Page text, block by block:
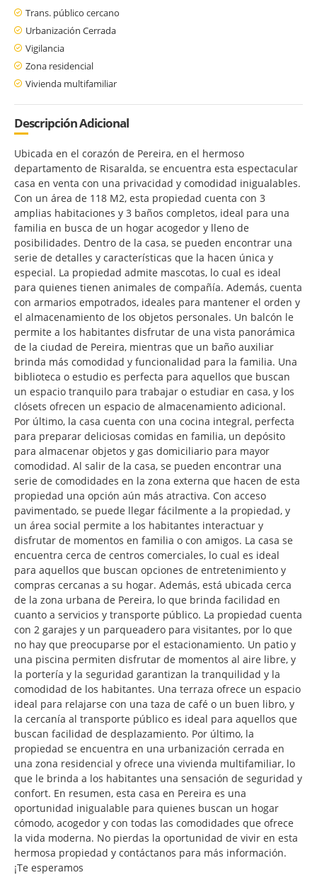
Trans. público cercano
Urbanización Cerrada
Vigilancia
Zona residencial
Vivienda multifamiliar
Descripción Adicional
Ubicada en el corazón de Pereira, en el hermoso
departamento de Risaralda, se encuentra esta espectacular
casa en venta con una privacidad y comodidad inigualables.
Con un área de 118 M2, esta propiedad cuenta con 3
amplias habitaciones y 3 baños completos, ideal para una
familia en busca de un hogar acogedor y lleno de
posibilidades. Dentro de la casa, se pueden encontrar una
serie de detalles y características que la hacen única y
especial. La propiedad admite mascotas, lo cual es ideal
para quienes tienen animales de compañía. Además, cuenta
con armarios empotrados, ideales para mantener el orden y
el almacenamiento de los objetos personales. Un balcón le
permite a los habitantes disfrutar de una vista panorámica
de la ciudad de Pereira, mientras que un baño auxiliar
brinda más comodidad y funcionalidad para la familia. Una
biblioteca o estudio es perfecta para aquellos que buscan
un espacio tranquilo para trabajar o estudiar en casa, y los
clósets ofrecen un espacio de almacenamiento adicional.
Por último, la casa cuenta con una cocina integral, perfecta
para preparar deliciosas comidas en familia, un depósito
para almacenar objetos y gas domiciliario para mayor
comodidad. Al salir de la casa, se pueden encontrar una
serie de comodidades en la zona externa que hacen de esta
propiedad una opción aún más atractiva. Con acceso
pavimentado, se puede llegar fácilmente a la propiedad, y
un área social permite a los habitantes interactuar y
disfrutar de momentos en familia o con amigos. La casa se
encuentra cerca de centros comerciales, lo cual es ideal
para aquellos que buscan opciones de entretenimiento y
compras cercanas a su hogar. Además, está ubicada cerca
de la zona urbana de Pereira, lo que brinda facilidad en
cuanto a servicios y transporte público. La propiedad cuenta
con 2 garajes y un parqueadero para visitantes, por lo que
no hay que preocuparse por el estacionamiento. Un patio y
una piscina permiten disfrutar de momentos al aire libre, y
la portería y la seguridad garantizan la tranquilidad y la
comodidad de los habitantes. Una terraza ofrece un espacio
ideal para relajarse con una taza de café o un buen libro, y
la cercanía al transporte público es ideal para aquellos que
buscan facilidad de desplazamiento. Por último, la
propiedad se encuentra en una urbanización cerrada en
una zona residencial y ofrece una vivienda multifamiliar, lo
que le brinda a los habitantes una sensación de seguridad y
confort. En resumen, esta casa en Pereira es una
oportunidad inigualable para quienes buscan un hogar
cómodo, acogedor y con todas las comodidades que ofrece
la vida moderna. No pierdas la oportunidad de vivir en esta
hermosa propiedad y contáctanos para más información.
¡Te esperamos